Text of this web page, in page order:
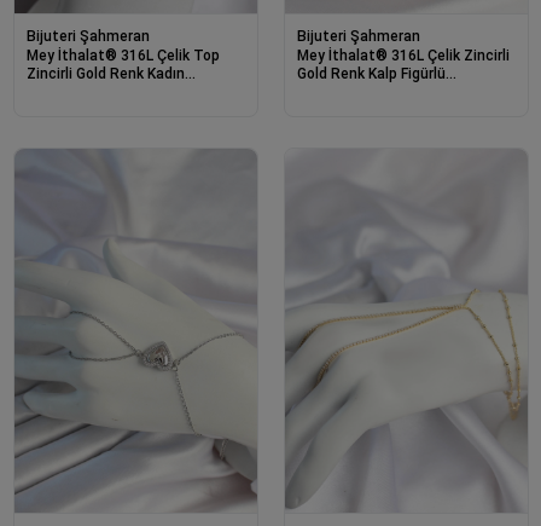
Bijuteri Şahmeran
Mey İthalat® 316L Çelik Top
Zincirli Gold Renk Kadın
Bijuteri Şahmeran
Mey İthalat® 316L Çelik Zincirli
Gold Renk Kalp Figürlü